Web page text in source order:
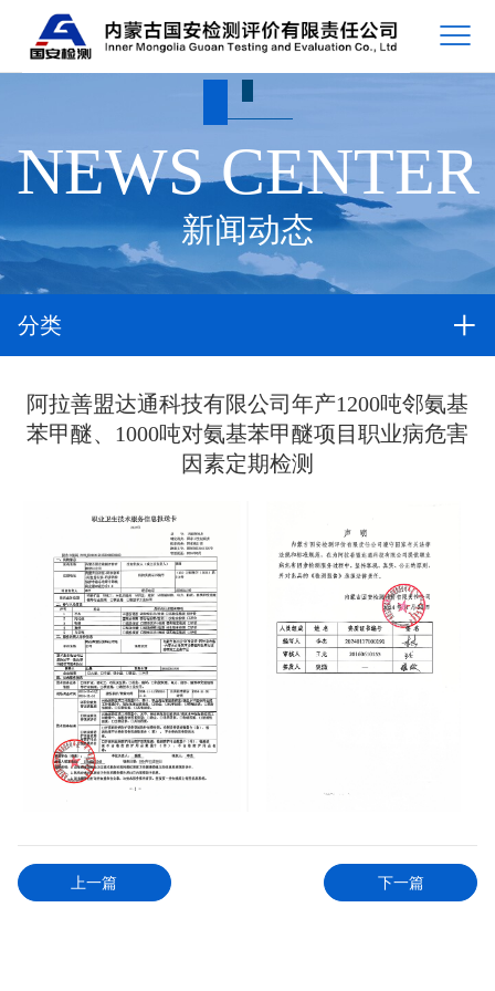
NEWS CENTER
新闻动态
分类
阿拉善盟达通科技有限公司年产1200吨邻氨基
苯甲醚、1000吨对氨基苯甲醚项目职业病危害
因素定期检测
上一篇 下一篇